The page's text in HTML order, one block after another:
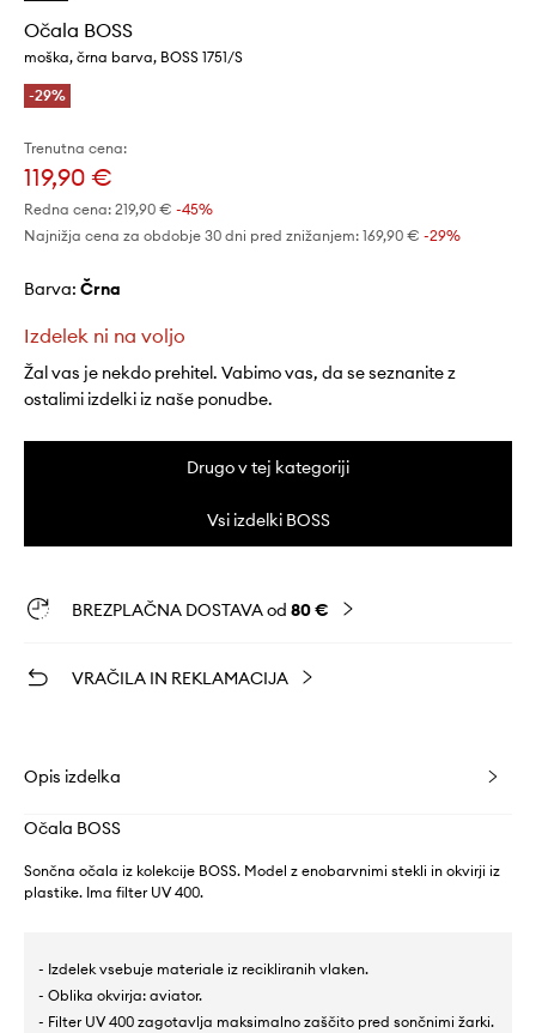
Očala BOSS
moška, črna barva, BOSS 1751/S
-29%
Trenutna cena:
119,90 €
Redna cena: 219,90 € -45%
Najnižja cena za obdobje 30 dni pred znižanjem: 169,90 € -29%
Barva: črna
Izdelek ni na voljo
Žal vas je nekdo prehitel. Vabimo vas, da se seznanite z
ostalimi izdelki iz naše ponudbe.
Drugo v tej kategoriji
Vsi izdelki BOSS
BREZPLAČNA DOSTAVA od 80 €
VRAČILA IN REKLAMACIJA
Opis izdelka
Očala BOSS
Sončna očala iz kolekcije BOSS. Model z enobarvnimi stekli in okvirji iz
plastike. Ima filter UV 400.
- Izdelek vsebuje materiale iz recikliranih vlaken.
- Oblika okvirja: aviator.
- Filter UV 400 zagotavlja maksimalno zaščito pred sončnimi žarki.